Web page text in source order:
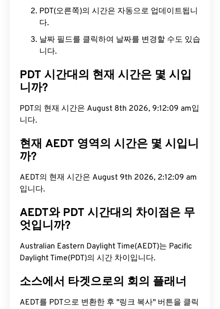
PDT(오른쪽)의 시간은 자동으로 업데이트됩니
다.
날짜 필드를 클릭하여 날짜를 변경할 수도 있습
니다.
PDT 시간대의 현재 시간은 몇 시입
니까?
PDT의 현재 시간은 August 8th 2026, 9:12:10 am입
니다.
현재 AEDT 영역의 시간은 몇 시입니
까?
AEDT의 현재 시간은 August 9th 2026, 2:12:10 am
입니다.
AEDT와 PDT 시간대의 차이점은 무
엇입니까?
Australian Eastern Daylight Time(AEDT)는 Pacific
Daylight Time(PDT)의 시간 차이입니다.
소스에서 타겟으로의 회의 플래너
AEDT를 PDT으로 변환한 후 "링크 복사" 버튼을 클릭